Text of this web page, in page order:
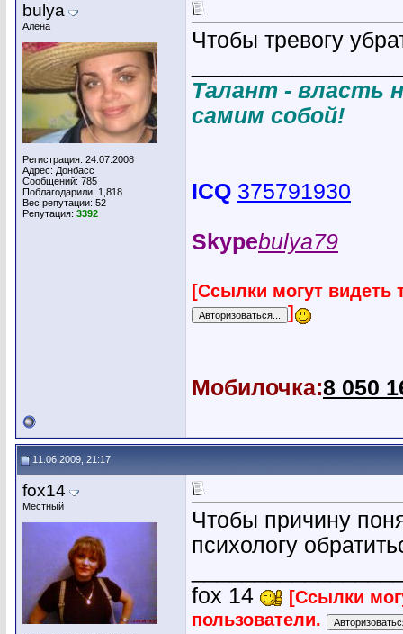
bulya
Алёна
Регистрация: 24.07.2008
Адрес: Донбасс
Сообщений: 785
Поблагодарили: 1,818
Вес репутации: 52
Репутация: 3392
Чтобы тревогу
Талант - власть
самим собой!
ICQ 375791930
Skypebulya79
[Ссылки могут видеть
]
Мобилочка:8 050
11.06.2009, 21:17
fox14
Местный
Чтобы причину
психологу
fox 14
[Ссылки
пользователи.